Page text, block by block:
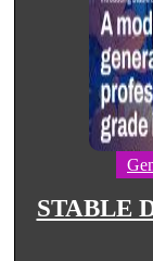
STABLE